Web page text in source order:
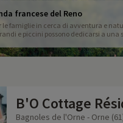
francese del Reno
le famiglie in cerca di avventura e
e piccini possono dedicarsi a
I bambini ameranno i parchi
e il fascino dei pittoreschi villaggi
sul Reno, dai campeggi agli hotel,
le generazioni e consigli per
B'O Cottage
Bagnoles de l'Orne - Orne